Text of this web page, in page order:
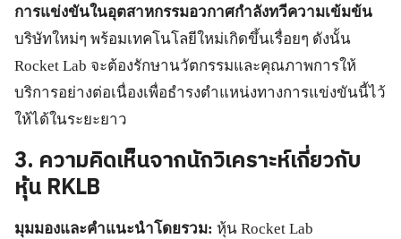
การแข่งขันในอุตสาหกรรมอวกาศกำลังทวีความเข้มข้น
บริษัทใหม่ๆ พร้อมเทคโนโลยีใหม่เกิดขึ้นเรื่อยๆ ดังนั้น
Rocket Lab จะต้องรักษานวัตกรรมและคุณภาพการให้
บริการอย่างต่อเนื่องเพื่อธำรงตำแหน่งทางการแข่งขันนี้ไว้
ให้ได้ในระยะยาว
3. ความคิดเห็นจากนักวิเคราะห์เกี่ยวกับ
หุ้น RKLB
มุมมองและคำแนะนำโดยรวม: หุ้น Rocket Lab